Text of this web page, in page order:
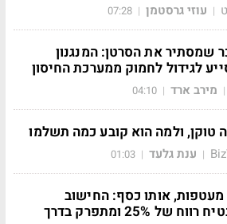
| עוזי גרסטמן |
07:28
שמסתיר את הסרטן: המנגנון
לגידול לחמוק ממערכת החיסון
| מירב ארד |
04:10
טוקן, ולמה הוא קובע כמה תשלמו
| ענת גלעד |
01:03
אותו כסף: החישוב
של 25% ומתפרק בדרך